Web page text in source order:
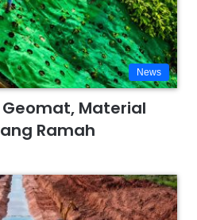
News
Material
Ramah